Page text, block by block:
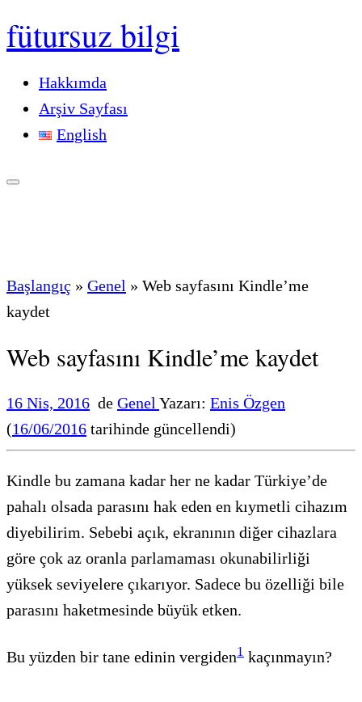
fütursuz bilgi
Hakkımda
Arşiv Sayfası
English
Başlangıç » Genel » Web sayfasını Kindle’me
kaydet
Web sayfasını Kindle’me kaydet
16 Nis, 2016 de Genel Yazarı: Enis Özgen
(16/06/2016 tarihinde güncellendi)
Kindle bu zamana kadar her ne kadar Türkiye’de
pahalı olsada parasını hak eden en kıymetli cihazım
diyebilirim. Sebebi açık, ekranının diğer cihazlara
göre çok az oranla parlamaması okunabilirliği
yüksek seviyelere çıkarıyor. Sadece bu özelliği bile
parasını haketmesinde büyük etken.
Bu yüzden bir tane edinin vergiden1 kaçınmayın?